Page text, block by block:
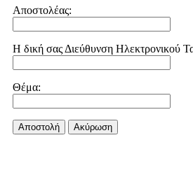
Αποστολέας:
Η δική σας Διεύθυνση Ηλεκτρονικού
Θέμα:
Αποστολή Aκύρωση